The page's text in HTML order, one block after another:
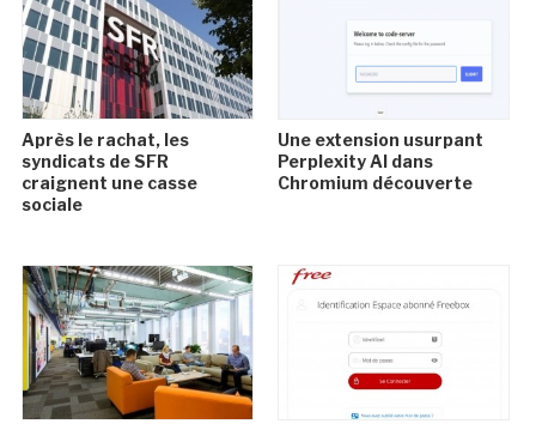
Après le rachat, les
syndicats de SFR
craignent une casse
sociale
Une extension usurpant
Perplexity AI dans
Chromium découverte